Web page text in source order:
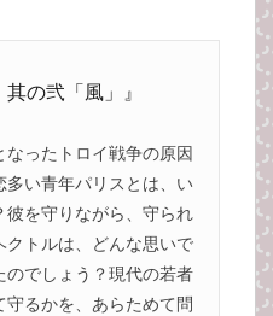
の弐「風」』
ったトロイ戦争の原因
多い青年パリスとは、い
彼を守りながら、守られ
クトルは、どんな思いで
のでしょう？現代の若者
るかを、あらためて問